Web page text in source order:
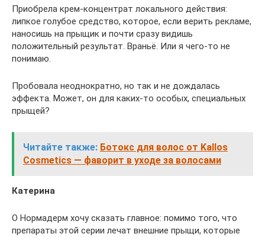
Приобрела крем-концентрат локального действия:
липкое голубое средство, которое, если верить рекламе,
наносишь на прыщик и почти сразу видишь
положительный результат. Враньё. Или я чего-то не
понимаю.
Пробовала неоднократно, но так и не дождалась
эффекта. Может, он для каких-то особых, специальных
прыщей?
Читайте также: Ботокс для волос от Kallos
Cosmetics ― фаворит в уходе за волосами
Катерина
О Нормадерм хочу сказать главное: помимо того, что
препараты этой серии лечат внешние прыщи, которые